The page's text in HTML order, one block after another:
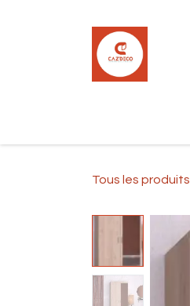
Tous les produits